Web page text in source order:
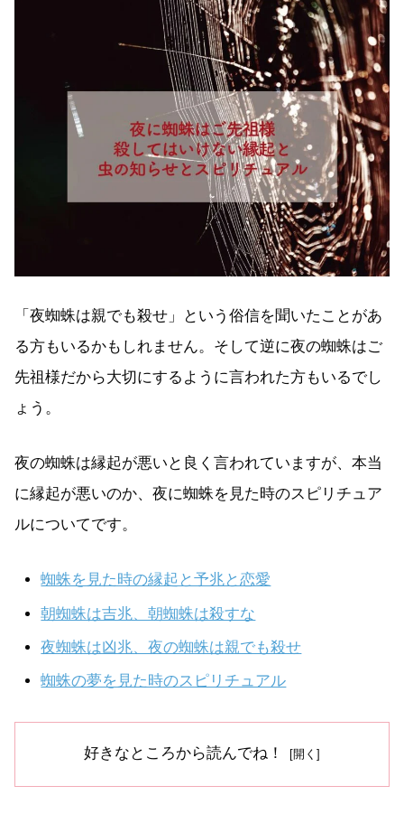
「夜蜘蛛は親でも殺せ」という俗信を聞いたことがあ
る方もいるかもしれません。そして逆に夜の蜘蛛はご
先祖様だから大切にするように言われた方もいるでし
ょう。
夜の蜘蛛は縁起が悪いと良く言われていますが、本当
に縁起が悪いのか、夜に蜘蛛を見た時のスピリチュア
ルについてです。
蜘蛛を見た時の縁起と予兆と恋愛
朝蜘蛛は吉兆、朝蜘蛛は殺すな
夜蜘蛛は凶兆、夜の蜘蛛は親でも殺せ
蜘蛛の夢を見た時のスピリチュアル
好きなところから読んでね！